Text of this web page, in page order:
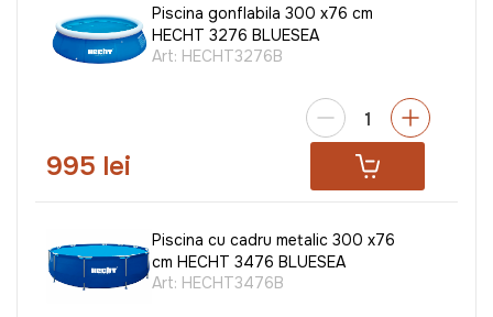
Piscina gonflabila 300 x76 cm
HECHT 3276 BLUESEA
Art: HECHT3276B
995 lei
Piscina cu cadru metalic 300 x76
cm HECHT 3476 BLUESEA
Art: HECHT3476B